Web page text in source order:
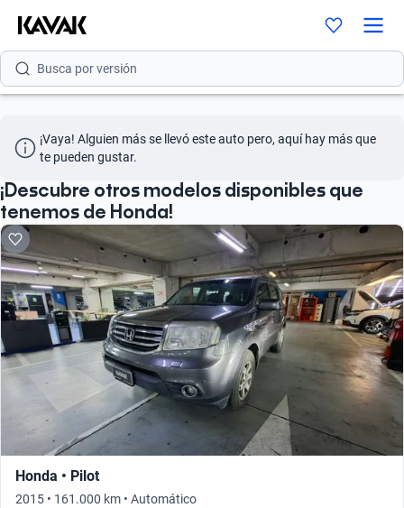
Busca por modelo
Busca por versión
Busca por marca
Busca por modelo
Busca por versión
Busca por año
¡Vaya! Alguien más se llevó este auto pero, aquí hay más que
te pueden gustar.
¡Descubre otros modelos disponibles que
tenemos de Honda!
Honda • Pilot
2015 • 161.000 km • Automático